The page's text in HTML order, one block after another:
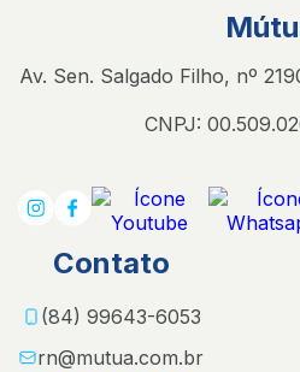
Av. Sen. Salgado Filho, nº
CNPJ:
Contato
(84) 99643-6053
rn@mutua.com.br